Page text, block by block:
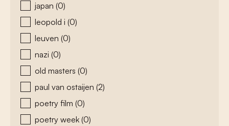
japan (0)
leopold i (0)
leuven (0)
nazi (0)
old masters (0)
paul van ostaijen (2)
poetry film (0)
poetry week (0)